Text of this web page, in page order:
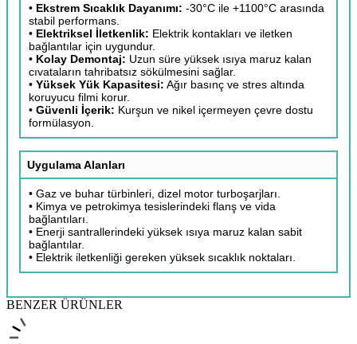
• Ekstrem Sıcaklık Dayanımı: -30°C ile +1100°C arasında
stabil performans.
• Elektriksel İletkenlik: Elektrik kontakları ve iletken
bağlantılar için uygundur.
• Kolay Demontaj: Uzun süre yüksek ısıya maruz kalan
cıvataların tahribatsız sökülmesini sağlar.
• Yüksek Yük Kapasitesi: Ağır basınç ve stres altında
koruyucu filmi korur.
• Güvenli İçerik: Kurşun ve nikel içermeyen çevre dostu
formülasyon.
Uygulama Alanları
• Gaz ve buhar türbinleri, dizel motor turboşarjları.
• Kimya ve petrokimya tesislerindeki flanş ve vida
bağlantıları.
• Enerji santrallerindeki yüksek ısıya maruz kalan sabit
bağlantılar.
• Elektrik iletkenliği gereken yüksek sıcaklık noktaları.
BENZER ÜRÜNLER